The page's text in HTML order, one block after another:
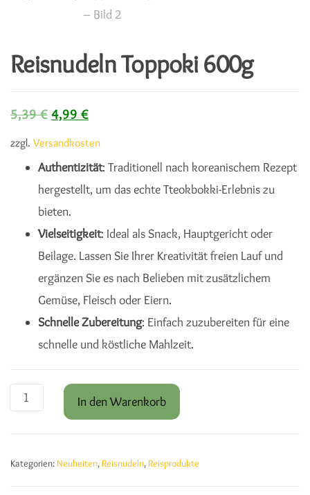
Reisnudeln Toppoki 600g
5,39€ Ursprünglicher Preis war: 5,39 €
4,99 €Aktueller Preis ist: 4,99 €.
zzgl. Versandkosten
Authentizität: Traditionell nach koreanischem Rezept
hergestellt, um das echte Tteokbokki-Erlebnis zu
bieten.
Vielseitigkeit: Ideal als Snack, Hauptgericht oder
Beilage. Lassen Sie Ihrer Kreativität freien Lauf und
ergänzen Sie es nach Belieben mit zusätzlichem
Gemüse, Fleisch oder Eiern.
Schnelle Zubereitung: Einfach zuzubereiten für eine
schnelle und köstliche Mahlzeit.
Reisnudeln Toppoki 600g Menge
In den Warenkorb
Kategorien: Neuheiten, Reisnudeln, Reisprodukte